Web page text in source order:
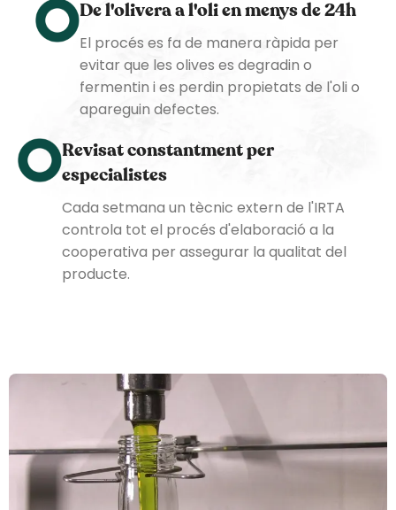
De l'olivera a l'oli en menys de 24h
El procés es fa de manera ràpida per
evitar que les olives es degradin o
fermentin i es perdin propietats de l'oli o
apareguin defectes.
Revisat constantment per
especialistes
Cada setmana un tècnic extern de l'IRTA
controla tot el procés d'elaboració a la
cooperativa per assegurar la qualitat del
producte.